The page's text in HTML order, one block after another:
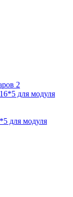
для модуля